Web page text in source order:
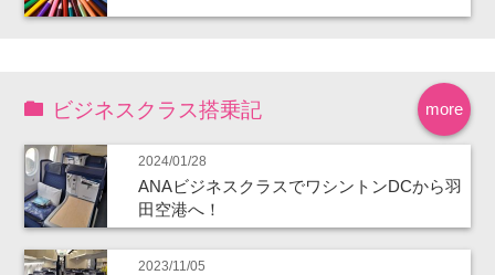
more
ビジネスクラス搭乗記
2024/01/28
ANAビジネスクラスでワシントンDCから羽
田空港へ！
2023/11/05